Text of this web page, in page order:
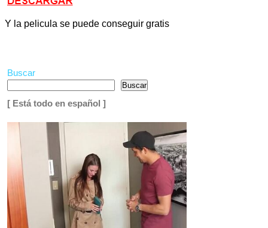
Y la pelicula se puede conseguir gratis
Buscar
Buscar
[ Está todo en español ]